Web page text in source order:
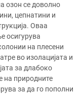
озон се доволно
цепнатини и
Оваа
осигурува
на плесени
во изолацијата и
за длабоко
на природните
за да го пополни